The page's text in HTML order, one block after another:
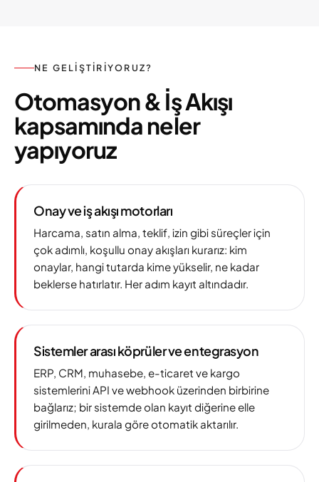
NE GELIŞTIRIYORUZ?
Otomasyon & İş Akışı
kapsamında neler
yapıyoruz
Onay ve iş akışı motorları
Harcama, satın alma, teklif, izin gibi süreçler için
çok adımlı, koşullu onay akışları kurarız: kim
onaylar, hangi tutarda kime yükselir, ne kadar
beklerse hatırlatır. Her adım kayıt altındadır.
Sistemler arası köprüler ve entegrasyon
ERP, CRM, muhasebe, e-ticaret ve kargo
sistemlerini API ve webhook üzerinden birbirine
bağlarız; bir sistemde olan kayıt diğerine elle
girilmeden, kurala göre otomatik aktarılır.